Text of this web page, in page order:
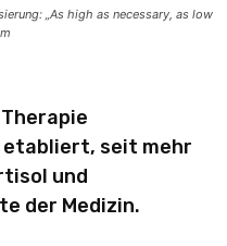
„As high as necessary, as low
etabliert, seit mehr
und
der Medizin.